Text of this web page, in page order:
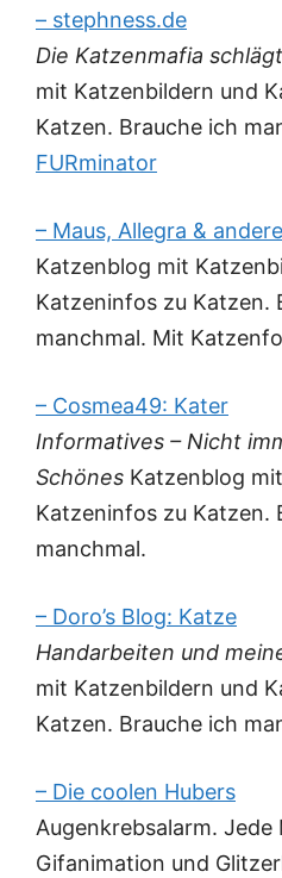
– stephness.de
Die Katzenmafia
mit Katzenbildern und
Katzen. Brauche ich
FURminator
– Maus, Allegra &
Katzenblog mit
Katzeninfos zu Katzen.
manchmal. Mit
– Cosmea49: Kater
Informatives – Nicht
Schönes Katzenblog
Katzeninfos zu Katzen.
manchmal.
– Doro’s Blog: Katze
Handarbeiten und
mit Katzenbildern und
Katzen. Brauche ich
– Die coolen Hubers
Augenkrebsalarm. Jede
Gifanimation und